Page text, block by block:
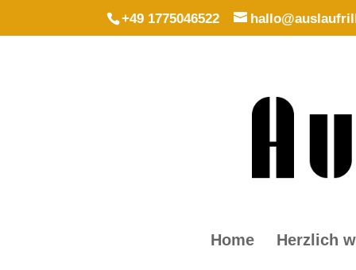
+49 1775046522
Home Herzlich